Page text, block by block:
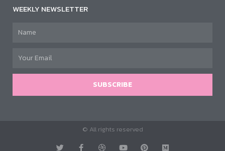
WEEKLY NEWSLETTER
SUBSCRIBE
© All rights reserved